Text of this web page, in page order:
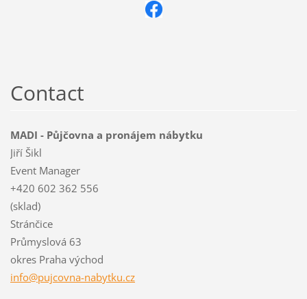
Contact
MADI - Půjčovna a pronájem nábytku
Jiří Šikl
Event Manager
+420 602 362 556
(sklad)
Stránčice
Průmyslová 63
okres Praha východ
info@pujcovna-nabytku.cz